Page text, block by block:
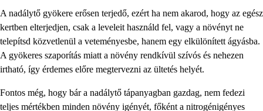
A nadálytő gyökere erősen terjedő, ezért ha nem akarod, hogy az egész
kertben elterjedjen, csak a leveleit használd fel, vagy a növényt ne
telepítsd közvetlenül a veteményesbe, hanem egy elkülönített ágyásba.
A gyökeres szaporítás miatt a növény rendkívül szívós és nehezen
irtható, így érdemes előre megtervezni az ültetés helyét.
Fontos még, hogy bár a nadálytő tápanyagban gazdag, nem fedezi
teljes mértékben minden növény igényét, főként a nitrogénigényes